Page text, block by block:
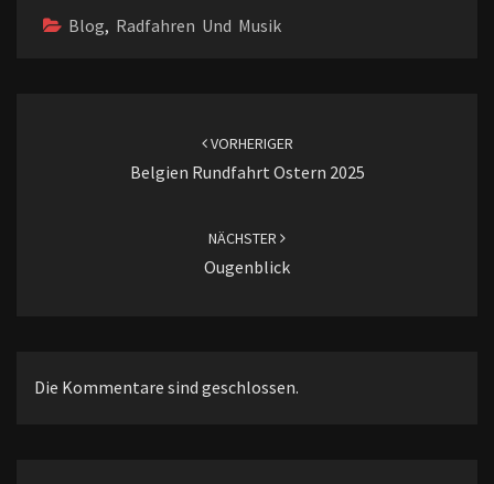
Blog, Radfahren Und Musik
VORHERIGER
Belgien Rundfahrt Ostern 2025
NÄCHSTER
Ougenblick
Die Kommentare sind geschlossen.